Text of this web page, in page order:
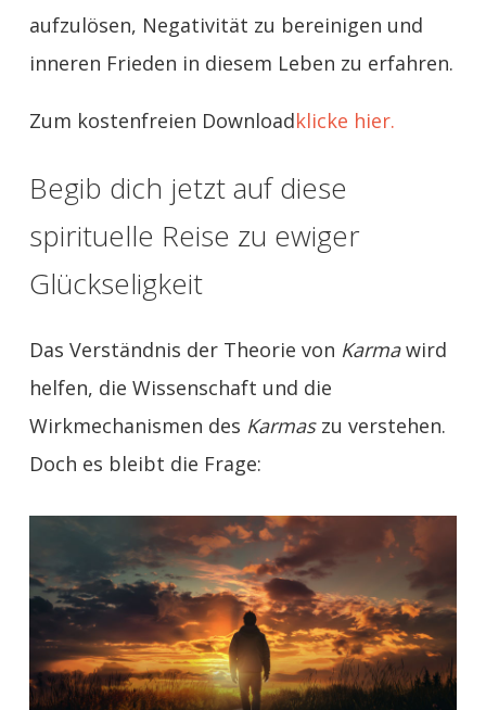
aufzulösen, Negativität zu bereinigen und
inneren Frieden in diesem Leben zu erfahren.
Zum kostenfreien Downloadklicke hier.
Begib dich jetzt auf diese
spirituelle Reise zu ewiger
Glückseligkeit
Das Verständnis der Theorie von Karmawird
helfen, die Wissenschaft und die
Wirkmechanismen des Karmaszu verstehen.
Doch es bleibt die Frage: